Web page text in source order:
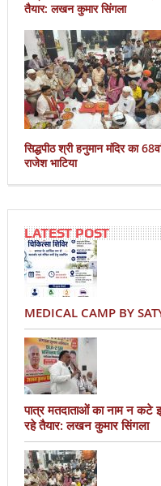
तैयार: लखन कुमार सिंगला
सिद्धपीठ श्री हनुमान मंदिर का
राजेश भाटिया
LATEST POST
MEDICAL CAMP BY
पात्र मतदाताओं का नाम न कटे
रहे तैयार: लखन कुमार सिंगला